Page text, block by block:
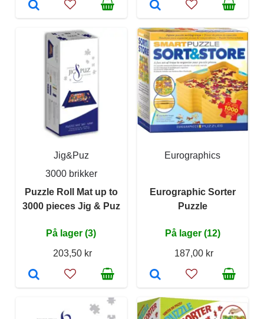
Jig&Puz
3000 brikker
Puzzle Roll Mat up to
3000 pieces Jig & Puz
På lager (3)
203,50 kr
Eurographics
Eurographic Sorter
Puzzle
På lager (12)
187,00 kr